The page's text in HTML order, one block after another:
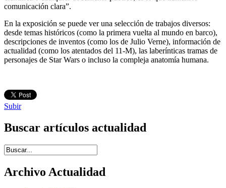
comunicación clara”.
En la exposición se puede ver una selección de trabajos diversos:
desde temas históricos (como la primera vuelta al mundo en barco),
descripciones de inventos (como los de Julio Verne), información de
actualidad (como los atentados del 11-M), las laberínticas tramas de
personajes de Star Wars o incluso la compleja anatomía humana.
Subir
Buscar artículos actualidad
Introduce términos de búsqueda
Archivo Actualidad